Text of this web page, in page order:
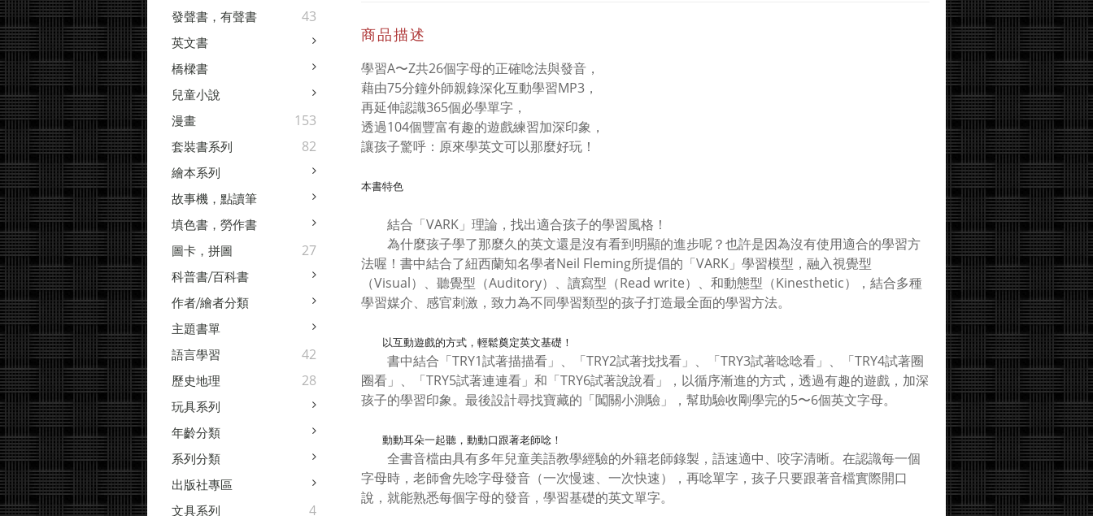
發聲書，有聲書
43
英文書
橋樑書
兒童小說
漫畫
153
套裝書系列 82
繪本系列
故事機，點讀筆
填色書，勞作書
圖卡，拼圖
27
科普書/百科書
作者/繪者分類
主題書單
語言學習
42
歷史地理 28
玩具系列
年齡分類
系列分類
出版社專區
文具系列
4
商品描述
學習A〜Z共26個字母的正確唸法與發音，
藉由75分鐘外師親錄深化互動學習MP3，
再延伸認識365個必學單字，
透過104個豐富有趣的遊戲練習加深印象，
讓孩子驚呼：原來學英文可以那麼好玩！
本書特色
結合「VARK」理論，找出適合孩子的學習風格！
為什麼孩子學了那麼久的英文還是沒有看到明顯的進步呢？也許是因為沒有使用適合的學習方
法喔！書中結合了紐西蘭知名學者Neil Fleming所提倡的「VARK」學習模型，融入視覺型
（Visual）、聽覺型（Auditory）、讀寫型（Read write）、和動態型（Kinesthetic），結合多種
學習媒介、感官刺激，致力為不同學習類型的孩子打造最全面的學習方法。
以互動遊戲的方式，輕鬆奠定英文基礎！
書中結合「TRY1試著描描看」、「TRY2試著找找看」、「TRY3試著唸唸看」、「TRY4試著圈
圈看」、「TRY5試著連連看」和「TRY6試著說說看」，以循序漸進的方式，透過有趣的遊戲，加深
孩子的學習印象。最後設計尋找寶藏的「闖關小測驗」，幫助驗收剛學完的5〜6個英文字母。
動動耳朵一起聽，動動口跟著老師唸！
全書音檔由具有多年兒童美語教學經驗的外籍老師錄製，語速適中、咬字清晰。在認識每一個
字母時，老師會先唸字母發音（一次慢速、一次快速），再唸單字，孩子只要跟著音檔實際開口
說，就能熟悉每個字母的發音，學習基礎的英文單字。